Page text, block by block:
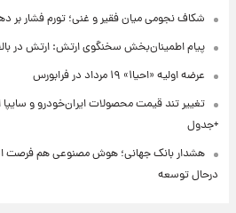
شکاف نجومی میان فقیر و غنی؛ تورم فشار بر
پیام اطمینان‌بخش سخنگوی ارتش: ارتش در
عرضه اولیه «احیا۱» ۱۹ مرداد در فرابورس
+جدول
هشدار بانک جهانی؛ هوش مصنوعی هم فرصت
درحال توسعه